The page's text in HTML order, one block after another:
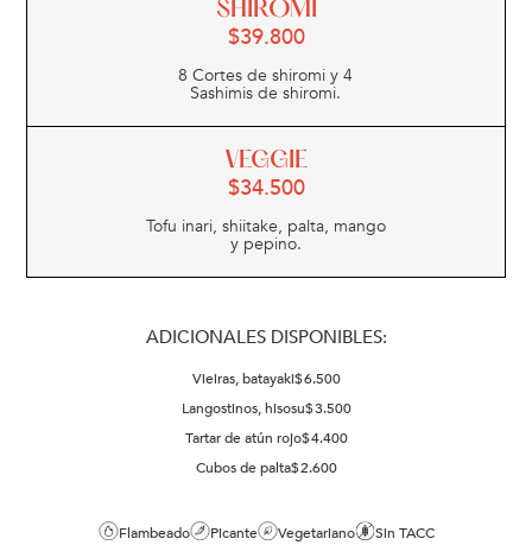
SHIROMI
$39.800
8 Cortes de shiromi y 4
Sashimis de shiromi.
VEGGIE
$34.500
Tofu inari, shiitake, palta, mango
y pepino.
ADICIONALES DISPONIBLES:
Vieiras, batayaki$6.500
Langostinos, hisosu$3.500
Tartar de atún rojo$4.400
Cubos de palta$2.600
Flambeado Picante Vegetariano Sin TACC